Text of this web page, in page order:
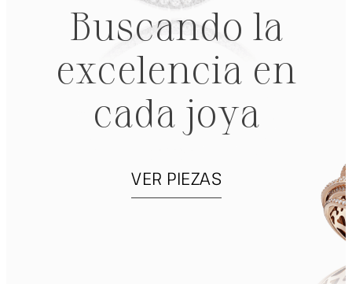
Buscando la
excelencia en
cada joya
VER PIEZAS